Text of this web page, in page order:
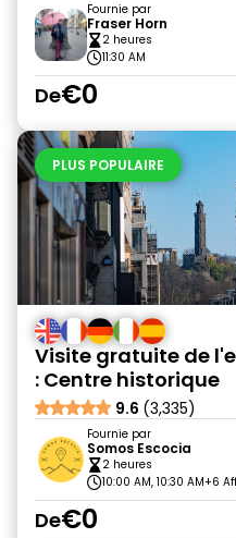
Fournie par
Fraser Horn
2 heures
11:30 AM
De€0
PLUS POPULAIRE
Visite gratuite de
: Centre historique
9.6 (3,335)
Fournie par
Somos Escocia
2 heures
10:00 AM, 10:30 AM+6
De€0